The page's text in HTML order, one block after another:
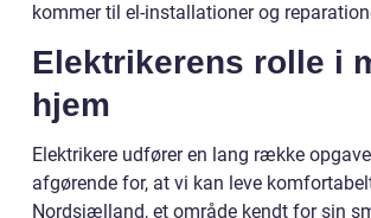
kommer til el-installationer og
Elektrikerens rolle i
hjem
Elektrikere udfører en lang række
afgørende for, at vi kan leve komfortabelt
Nordsjælland, et område kendt for sin